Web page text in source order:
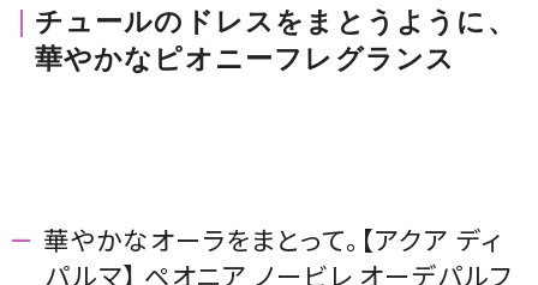
チュールのドレスをまとうように、
華やかなピオニーフレグランス
華やかなオーラをまとって。【アクア ディ
パルマ】 ペオニア ノービレ オーデパルフ